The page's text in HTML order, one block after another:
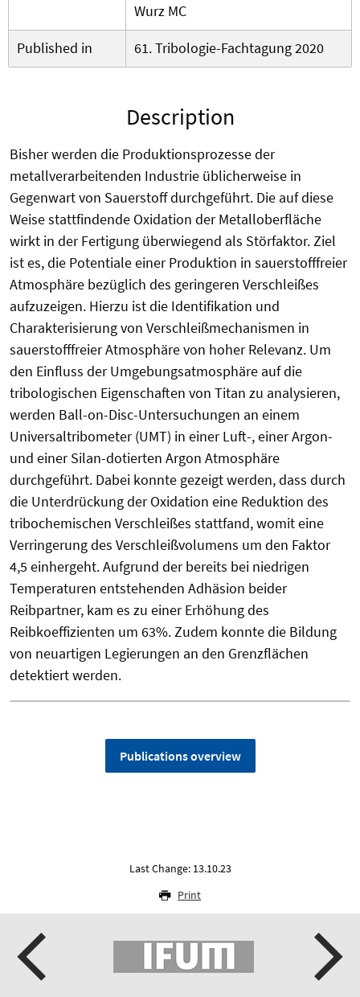
Wurz MC
Published in
61. Tribologie-Fachtagung 2020
Description
Bisher werden die Produktionsprozesse der
metallverarbeitenden Industrie üblicherweise in
Gegenwart von Sauerstoff durchgeführt. Die auf diese
Weise stattfindende Oxidation der Metalloberfläche
wirkt in der Fertigung überwiegend als Störfaktor. Ziel
ist es, die Potentiale einer Produktion in sauerstofffreier
Atmosphäre bezüglich des geringeren Verschleißes
aufzuzeigen. Hierzu ist die Identifikation und
Charakterisierung von Verschleißmechanismen in
sauerstofffreier Atmosphäre von hoher Relevanz. Um
den Einfluss der Umgebungsatmosphäre auf die
tribologischen Eigenschaften von Titan zu analysieren,
werden Ball-on-Disc-Untersuchungen an einem
Universaltribometer (UMT) in einer Luft-, einer Argon-
und einer Silan-dotierten Argon Atmosphäre
durchgeführt. Dabei konnte gezeigt werden, dass durch
die Unterdrückung der Oxidation eine Reduktion des
tribochemischen Verschleißes stattfand, womit eine
Verringerung des Verschleißvolumens um den Faktor
4,5 einhergeht. Aufgrund der bereits bei niedrigen
Temperaturen entstehenden Adhäsion beider
Reibpartner, kam es zu einer Erhöhung des
Reibkoeffizienten um 63%. Zudem konnte die Bildung
von neuartigen Legierungen an den Grenzflächen
detektiert werden.
Publications overview
Last Change: 13.10.23
Print